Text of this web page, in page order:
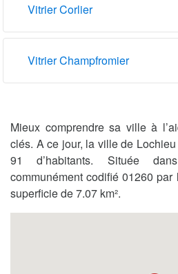
Vitrier Corlier
Vitrier Champfromier
Mieux comprendre sa ville à
clés. A ce jour, la ville de
91 d’habitants. Située
communément codifié 01260 par
superficie de 7.07 km².